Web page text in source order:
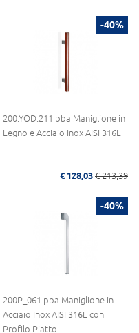
-40%
200.YOD.211 pba Maniglione in
Legno e Acciaio Inox AISI 316L
€ 128,03 € 213,39
-40%
200P_061 pba Maniglione in
Acciaio Inox AISI 316L con
Profilo Piatto